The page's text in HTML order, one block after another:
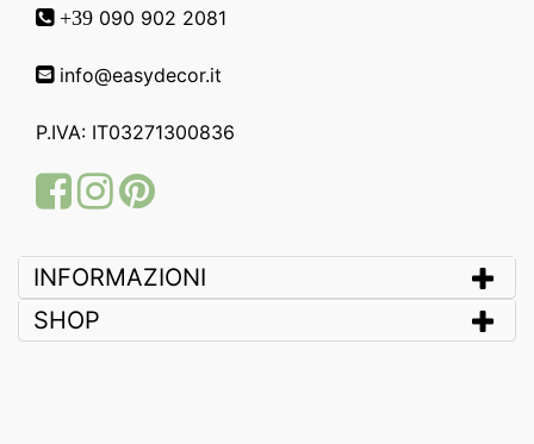
+39 090 902 2081
info@easydecor.it
P.IVA: IT03271300836
FacebookInstagram
Pinterest
INFORMAZIONI
SHOP